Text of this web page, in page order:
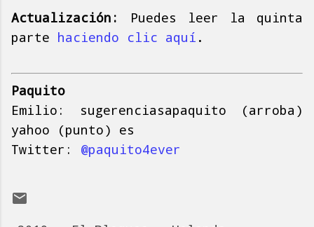
Actualización:
Puedes leer la quinta
parte haciendo clic aquí .
Paquito
Emilio: sugerenciasapaquito (arroba)
yahoo (punto) es
Twitter: @paquito4ever